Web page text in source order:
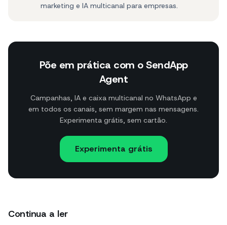
marketing e IA multicanal para empresas.
Põe em prática com o SendApp
Agent
Campanhas, IA e caixa multicanal no WhatsApp e
em todos os canais, sem margem nas mensagens.
Experimenta grátis, sem cartão.
Experimenta grátis
Continua a ler